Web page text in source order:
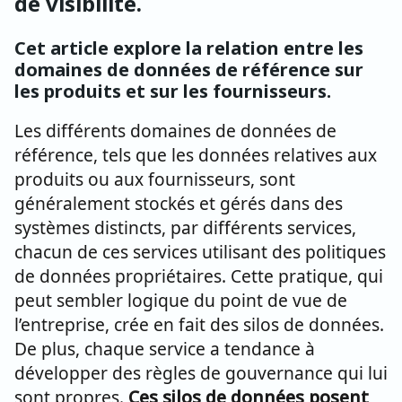
Cet article explore la relation entre les
domaines de données de référence sur
les produits et sur les fournisseurs.
Les différents domaines de données de
référence, tels que les données relatives aux
produits ou aux fournisseurs, sont
généralement stockés et gérés dans des
systèmes distincts, par différents services,
chacun de ces services utilisant des politiques
de données propriétaires. Cette pratique, qui
peut sembler logique du point de vue de
l’entreprise, crée en fait des silos de données.
De plus, chaque service a tendance à
développer des règles de gouvernance qui lui
sont propres. Ces silos de données posent